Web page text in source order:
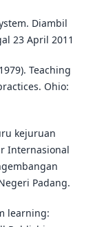
Diambil
23 April 2011
Teaching
Ohio:
kejuruan
Internasional
Padang.
learning: